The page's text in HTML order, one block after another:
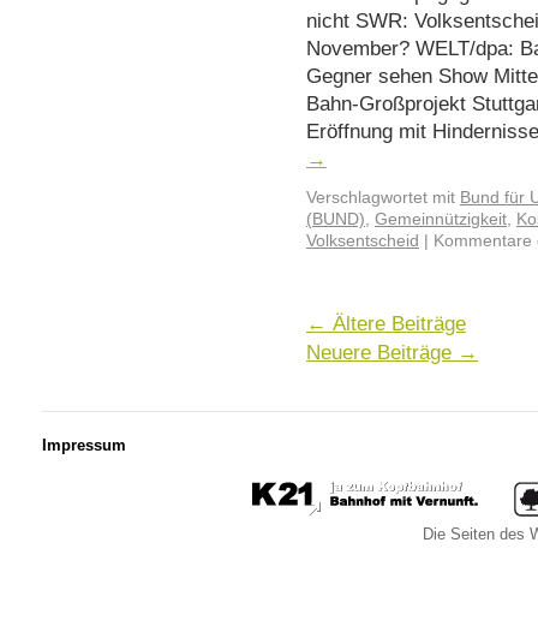
nicht SWR:
November? WELT/dpa:
Gegner sehen Show
Bahn-Großprojekt
Eröffnung mit
→
Verschlagwortet mit Bund für
(BUND), Gemeinnützigkeit,
Volksentscheid
Kommentare
← Ältere Beiträge
Neuere Beiträge →
Impressum
Die Seiten des